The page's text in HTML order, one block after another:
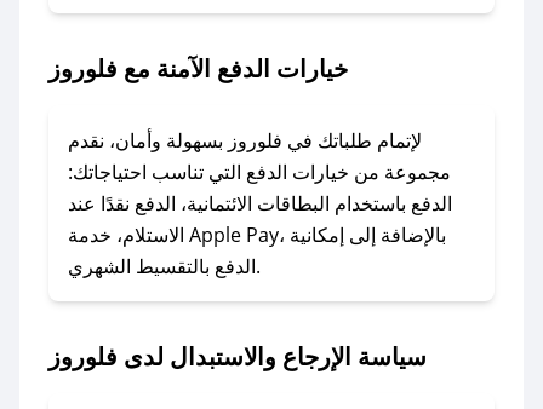
2. الصقه في خانة الدفع عند التسوق من فلوروز.
### ماذا أفعل إذا لم يعمل كود الخصم؟
الرسائل الخاصة على تويتر أو البريد الإلكتروني،
وسنقوم بحل المشكلة في أسرع وقت ممكن.
### ماذا أفعل إذا لم أجد كود خصم لمتجري
المفضل؟
في حال عدم توفر كوبونات لمتجرك المفضل، يمكنك
أسرع وقت ممكن.
خيارات الدفع الآمنة مع فلوروز
لإتمام طلباتك في فلوروز بسهولة وأمان، نقدم
مجموعة من خيارات الدفع التي تناسب احتياجاتك:
الدفع باستخدام البطاقات الائتمانية، الدفع نقدًا عند
الاستلام، خدمة Apple Pay، بالإضافة إلى إمكانية
الدفع بالتقسيط الشهري.
سياسة الإرجاع والاستبدال لدى فلوروز